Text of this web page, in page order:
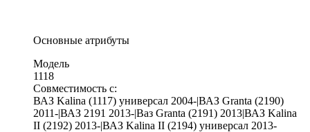
Основные атрибуты
Модель
1118
Совместимость с:
ВАЗ Kalina (1117) универсал 2004-|ВАЗ Granta (2190)
2011-|ВАЗ 2191 2013-|Ваз Granta (2191) 2013|ВАЗ Kalina
II (2192) 2013-|ВАЗ Kalina II (2194) универсал 2013-